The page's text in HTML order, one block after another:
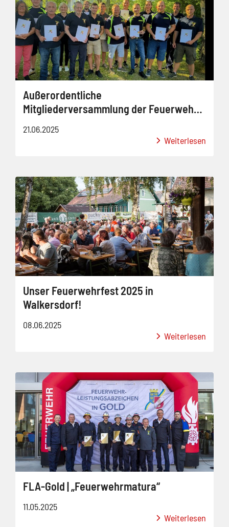
Außerordentliche
Mitgliederversammlung der Feuerwehr
21.06.2025
Weiterlesen
Unser Feuerwehrfest 2025 in
Walkersdorf!
08.06.2025
Weiterlesen
FLA-Gold | „Feuerwehrmatura“
11.05.2025
Weiterlesen